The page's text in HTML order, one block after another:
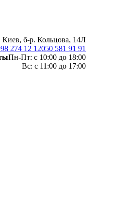
Киев, б-р. Кольцова, 14Л
274 12 12050 581 91 91
Пн-Пт: с 10:00 до 18:00
Вс: с 11:00 до 17:00